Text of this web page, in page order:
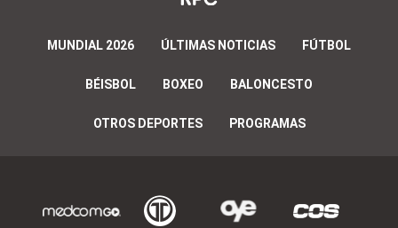
MUNDIAL 2026 ÚLTIMAS NOTICIAS FÚTBOL
BÉISBOL BOXEO BALONCESTO
OTROS DEPORTES PROGRAMAS